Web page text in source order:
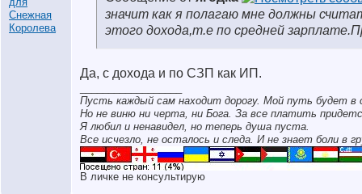
значит как я полагаю мне должны
этого дохода,т.е по средней
Да, с дохода и по СЗП как ИП.
Пусть каждый сам находит дорогу. Мой путь будет в
Но не виню ни черта, ни Бога. За все платить
Я любил и ненавидел, но теперь душа пуста.
Все исчезло, не осталось и следа. И не знает боли в
В личке не консультирую